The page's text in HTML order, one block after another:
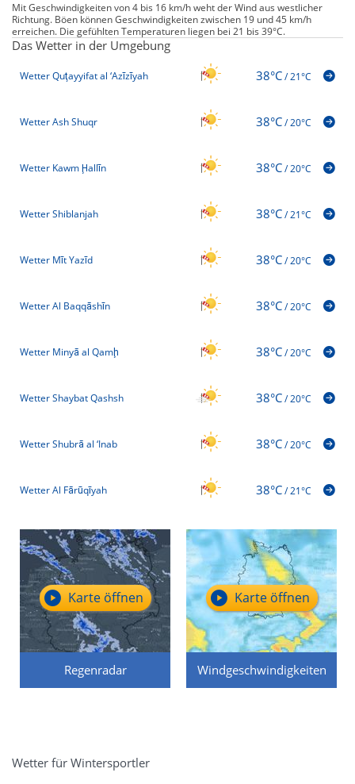
Mit Geschwindigkeiten von 4 bis 16 km/h weht der Wind aus westlicher
Richtung. Böen können Geschwindigkeiten zwischen 19 und 45 km/h
erreichen. Die gefühlten Temperaturen liegen bei 21 bis 39°C.
Das Wetter in der Umgebung
Wetter Quţayyifat al ‘Azīzīyah 38°C/21°C
Wetter Ash Shuqr 38°C/20°C
Wetter Kawm Ḩallīn 38°C/20°C
Wetter Shiblanjah 38°C/21°C
Wetter Mīt Yazīd 38°C/20°C
Wetter Al Baqqāshīn 38°C/20°C
Wetter Minyā al Qamḩ 38°C/20°C
Wetter Shaybat Qashsh 38°C/20°C
Wetter Shubrā al ‘Inab 38°C/20°C
Wetter Al Fārūqīyah 38°C/21°C
Regenradar
Karte öffnen
Windgeschwindigkeiten
Karte öffnen
Wetter für Wintersportler